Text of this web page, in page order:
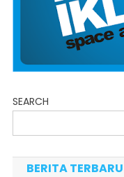
SEARCH
BERITA TERBARU